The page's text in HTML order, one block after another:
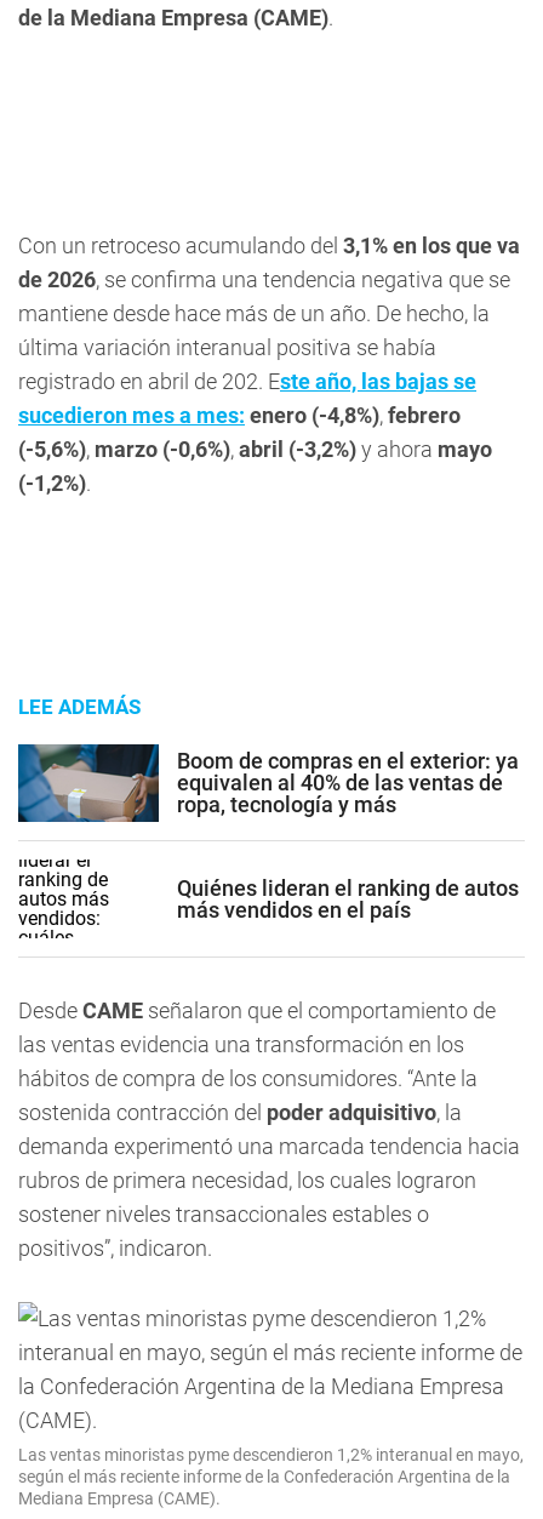
de la Mediana Empresa (CAME).
Con un retroceso acumulando del 3,1% en los que va
de 2026, se confirma una tendencia negativa que se
mantiene desde hace más de un año. De hecho, la
última variación interanual positiva se había
registrado en abril de 202. Este año, las bajas se
sucedieron mes a mes: enero (-4,8%),febrero
(-5,6%), marzo (-0,6%),abril (-3,2%)y ahora mayo
(-1,2%).
LEE ADEMÁS
Boom de compras en el exterior: ya
equivalen al 40% de las ventas de
ropa, tecnología y más
Quiénes lideran el ranking de autos
más vendidos en el país
DesdeCAME señalaron que el comportamiento de
las ventas evidencia una transformación en los
hábitos de compra de los consumidores. “Ante la
sostenida contracción del poder adquisitivo, la
demanda experimentó una marcada tendencia hacia
rubros de primera necesidad, los cuales lograron
sostener niveles transaccionales estables o
positivos”, indicaron.
Las ventas minoristas pyme descendieron 1,2% interanual en mayo,
según el más reciente informe de la Confederación Argentina de la
Mediana Empresa (CAME).